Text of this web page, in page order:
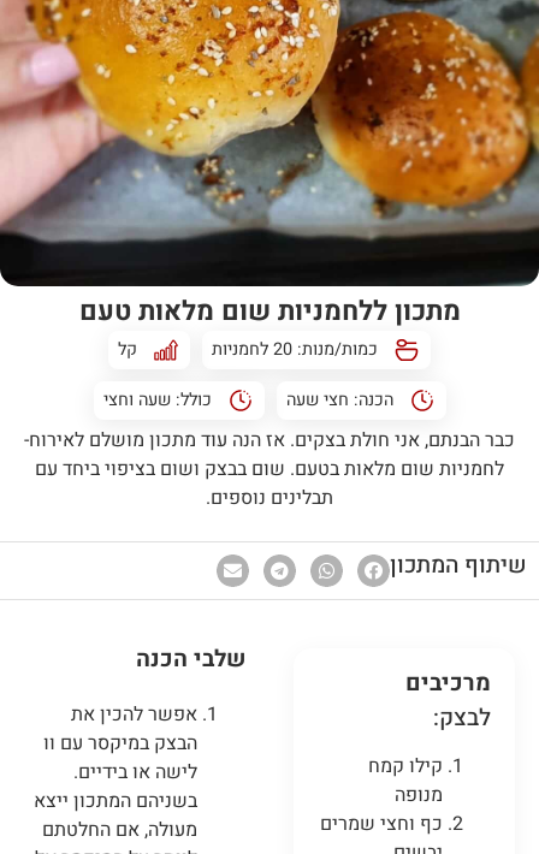
מתכון ללחמניות שום מלאות טעם
כמות/מנות: 20 לחמניות
קל
הכנה: חצי שעה כולל: שעה וחצי
כבר הבנתם, אני חולת בצקים. אז הנה עוד מתכון מושלם לאירוח-
לחמניות שום מלאות בטעם. שום בבצק ושום בציפוי ביחד עם
תבלינים נוספים.
שיתוף המתכון
מרכיבים
לבצק:
קילו קמח
מנופה
כף וחצי שמרים
שלבי הכנה
אפשר להכין את
הבצק במיקסר עם וו
לישה או בידיים.
בשניהם המתכון ייצא
מעולה, אם החלטתם